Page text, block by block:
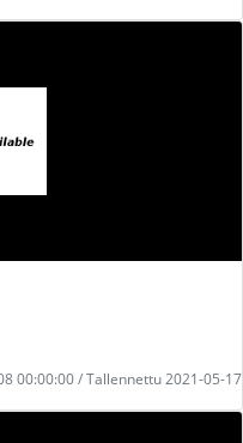
00:00:00 / Tallennettu 2021-05-17